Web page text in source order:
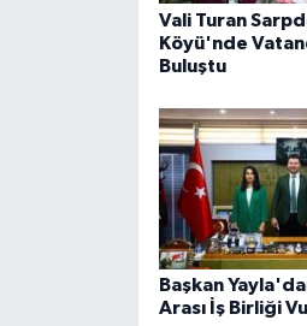
Vali Turan
Köyü'nde
Buluştu
Başkan
Arası İş Birliği